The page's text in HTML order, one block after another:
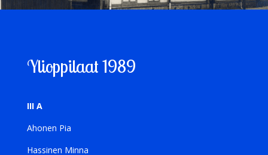
Ylioppilaat 1989
III A
Ahonen Pia
Hassinen Minna